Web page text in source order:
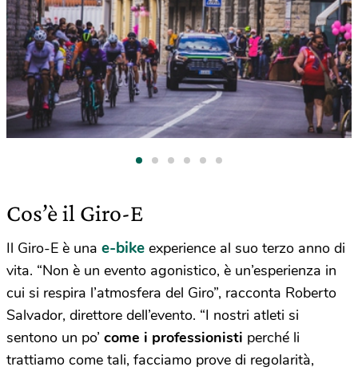
Cos’è il Giro-E
Il Giro-E è una e-bike experience al suo terzo anno di
vita. “Non è un evento agonistico, è un’esperienza in
cui si respira l’atmosfera del Giro”, racconta Roberto
Salvador, direttore dell’evento. “I nostri atleti si
sentono un po’ come i professionisti perché li
trattiamo come tali, facciamo prove di regolarità,